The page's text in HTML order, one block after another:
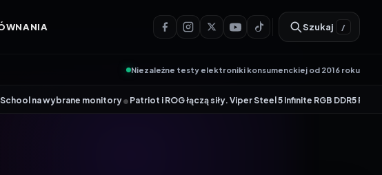
Szukaj /
Niezależne testy elektroniki konsumenckiej od 2016 roku
monitory•Patriot i ROG łączą siły. Viper Steel 5 Infinite RGB DDR5 ROG Edition